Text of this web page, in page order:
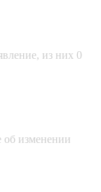
из них 0
изменении